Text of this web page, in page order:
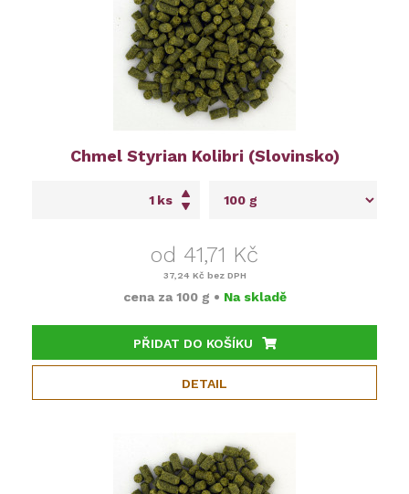
Chmel Styrian Kolibri (Slovinsko)
ks
od 41,71 Kč
37,24 Kč bez DPH
cena za 100 g • Na skladě
PŘIDAT DO KOŠÍKU
DETAIL